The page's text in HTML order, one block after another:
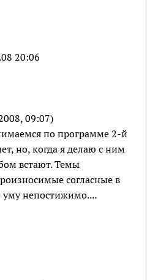
20:06
09:07)
по программе 2-й
но, когда я делаю с ним
встают. Темы
согласные в
уму непостижимо....